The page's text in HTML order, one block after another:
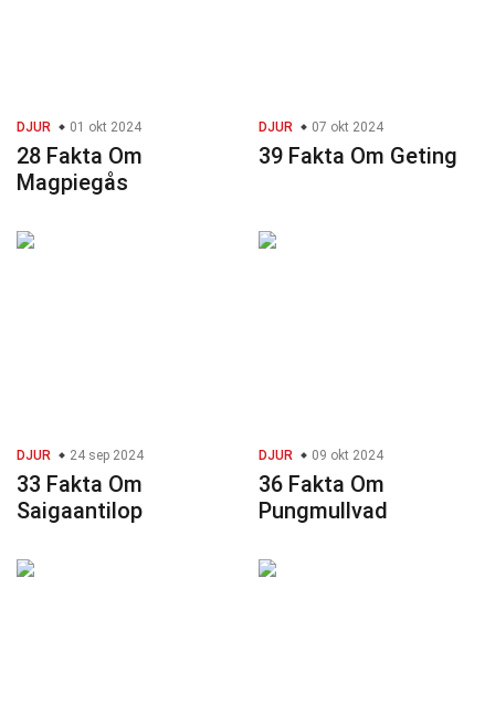
DJUR 01 okt 2024
28 Fakta Om
Magpiegås
DJUR 07 okt 2024
39 Fakta Om Geting
DJUR 24 sep 2024
33 Fakta Om
Saigaantilop
DJUR 09 okt 2024
36 Fakta Om
Pungmullvad